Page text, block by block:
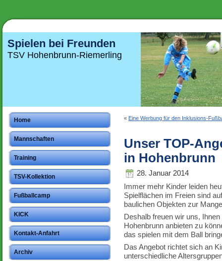
Spielen bei Freunden
TSV Hohenbrunn-Riemerling
Home
Mannschaften
Training
TSV-Kollektion
Fußballcamp
KICK
Kontakt-Anfahrt
Archiv
« Eine Werbung für den Inklusions-
Unser TOP-
in Hohenbrunn
28. Januar 2014
Immer mehr Kinder leiden
Spielflächen im Freien sind
baulichen Objekten zur
Deshalb freuen wir uns,
Hohenbrunn anbieten zu
das spielen mit dem Ball
Das Angebot richtet sich an
unterschiedliche